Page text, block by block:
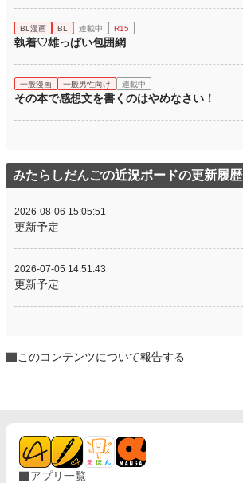
BL漫画 BL 連載中 R15
執着♡雄っぱい包囲網
一般漫画 一般男性向け 連載中
その本で感想文を書くのはやめなさい！
みたらしだんごの近況ボードの更新履歴
2026-08-06 15:05:51
更新予定
2026-07-05 14:51:43
更新予定
このコンテンツについて報告する
アプリ一覧